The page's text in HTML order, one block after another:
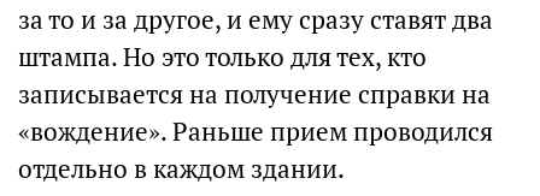
за то и за другое, и ему сразу ставят два
штампа. Но это только для тех, кто
записывается на получение справки на
«вождение». Раньше прием проводился
отдельно в каждом здании.